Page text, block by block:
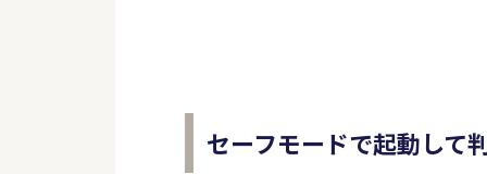
セーフモードで起動して